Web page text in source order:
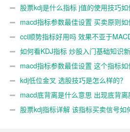
股票kdj是什么指标 j值的使用技巧如
macd指标参数最佳设置 买卖原则如
cci顺势指标好用吗 效果不亚于
如何看KDJ指标 炒股入门基础知识
macd指标参数最佳设置 这个指标如
kdj低位金叉 选股技巧是怎么样的？
macd底背离是什么意思 出现底背离
股票kdj指标详解 该指标买卖信号如